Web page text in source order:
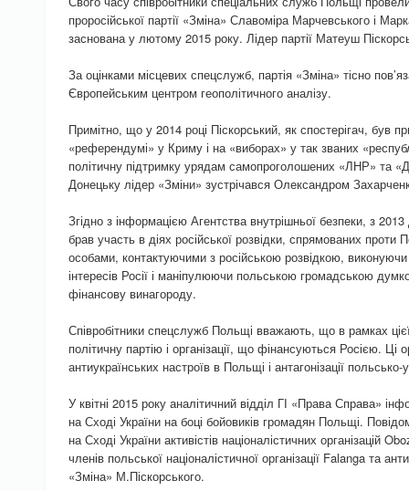
проросійської партії «Зміна» Славоміра Марчевського і
заснована у лютому 2015 року. Лідер партії Матеуш
За оцінками місцевих спецслужб, партія «Зміна» тісно
Європейським центром геополітичного аналізу.
Примітно, що у 2014 році Піскорський, як спостерігач, був
«референдумі» у Криму і на «виборах» у так званих
політичну підтримку урядам самопроголошених «ЛНР» та
Донецьку лідер «Зміни» зустрічався Олександром
Згідно з інформацією Агентства внутрішньої безпеки, з
брав участь в діях російської розвідки, спрямованих проти
особами, контактуючими з російською розвідкою,
інтересів Росії і маніпулюючи польською громадською
фінансову винагороду.
Співробітники спецслужб Польщі вважають, що в рамках
політичну партію і організації, що фінансуються Росією. Ці
антиукраїнських настроїв в Польщі і антагонізації
У квітні 2015 року аналітичний відділ ГІ «Права Справа»
на Сході України на боці бойовиків громадян Польщі.
на Сході України активістів націоналістичних організацій
членів польської націоналістичної організації Falanga та
«Зміна» М.Піскорського.